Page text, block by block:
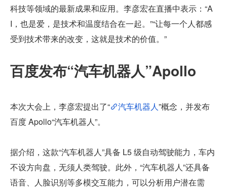
科技等领域的最新成果和应用。李彦宏在直播中表示：“A
I，也是爱，是技术和温度结合在一起。”“让每一个人都感
受到技术带来的改变，这就是技术的价值。”
百度发布“汽车机器人”Apollo
本次大会上，李彦宏提出了“ 汽车机器人”概念，并发布
百度 Apollo“汽车机器人”。
据介绍，这款“汽车机器人”具备 L5 级自动驾驶能力，车内
不设方向盘，无须人类驾驶。此外，“汽车机器人”还具备
语音、人脸识别等多模交互能力，可以分析用户潜在需